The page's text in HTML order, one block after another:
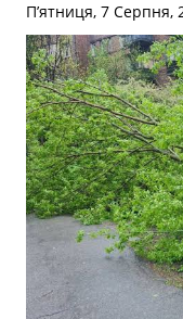
П’ятниця, 7 Серпня,